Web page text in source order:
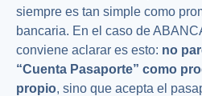
siempre es tan simple como
bancaria. En el caso de
conviene aclarar es esto: no
“Cuenta Pasaporte” como
propio, sino que acepta el